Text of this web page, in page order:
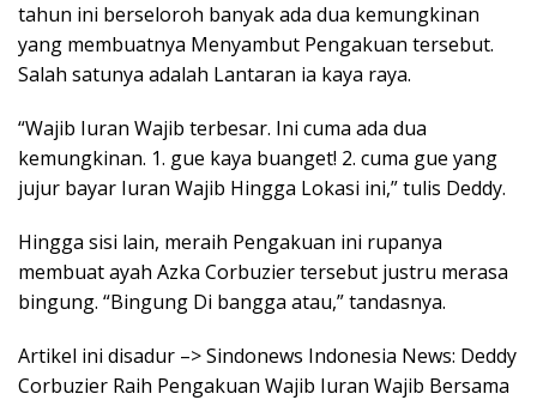
tahun ini berseloroh banyak ada dua kemungkinan
yang membuatnya Menyambut Pengakuan tersebut.
Salah satunya adalah Lantaran ia kaya raya.
“Wajib Iuran Wajib terbesar. Ini cuma ada dua
kemungkinan. 1. gue kaya buanget! 2. cuma gue yang
jujur bayar Iuran Wajib Hingga Lokasi ini,” tulis Deddy.
Hingga sisi lain, meraih Pengakuan ini rupanya
membuat ayah Azka Corbuzier tersebut justru merasa
bingung. “Bingung Di bangga atau,” tandasnya.
Artikel ini disadur –> Sindonews Indonesia News: Deddy
Corbuzier Raih Pengakuan Wajib Iuran Wajib Bersama